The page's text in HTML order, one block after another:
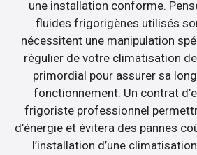
une installation conforme.
fluides frigorigènes utilisés
nécessitent une manipulation
régulier de votre climatisation
primordial pour assurer sa
fonctionnement. Un contrat
frigoriste professionnel
d’énergie et évitera des pannes
l’installation d’une